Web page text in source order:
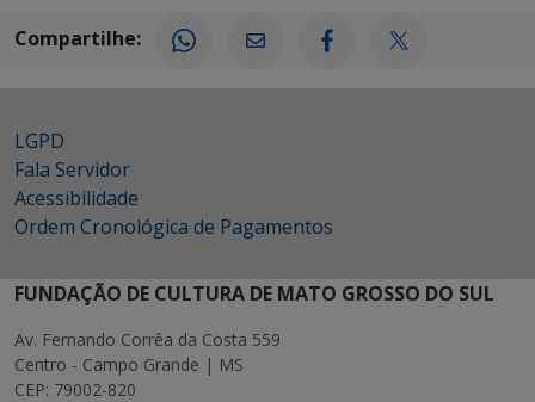
Compartilhe:
LGPD
Fala Servidor
Acessibilidade
Ordem Cronológica de Pagamentos
FUNDAÇÃO DE CULTURA DE MATO GROSSO DO SUL
Av. Fernando Corrêa da Costa 559
Centro - Campo Grande | MS
CEP: 79002-820